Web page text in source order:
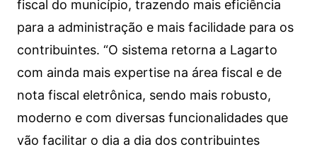
fiscal do município, trazendo mais eficiência
para a administração e mais facilidade para os
contribuintes. “O sistema retorna a Lagarto
com ainda mais expertise na área fiscal e de
nota fiscal eletrônica, sendo mais robusto,
moderno e com diversas funcionalidades que
vão facilitar o dia a dia dos contribuintes